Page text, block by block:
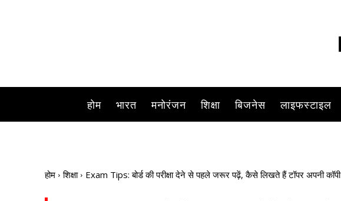
होम भारत मनोरंजन शिक्षा बिजनेस लाइफस्टाइल
होम शिक्षा Exam Tips: बोर्ड की परीक्षा देने से पहले जरूर पढ़ें, कैसे लिखते हैं टॉपर अपनी कॉपी